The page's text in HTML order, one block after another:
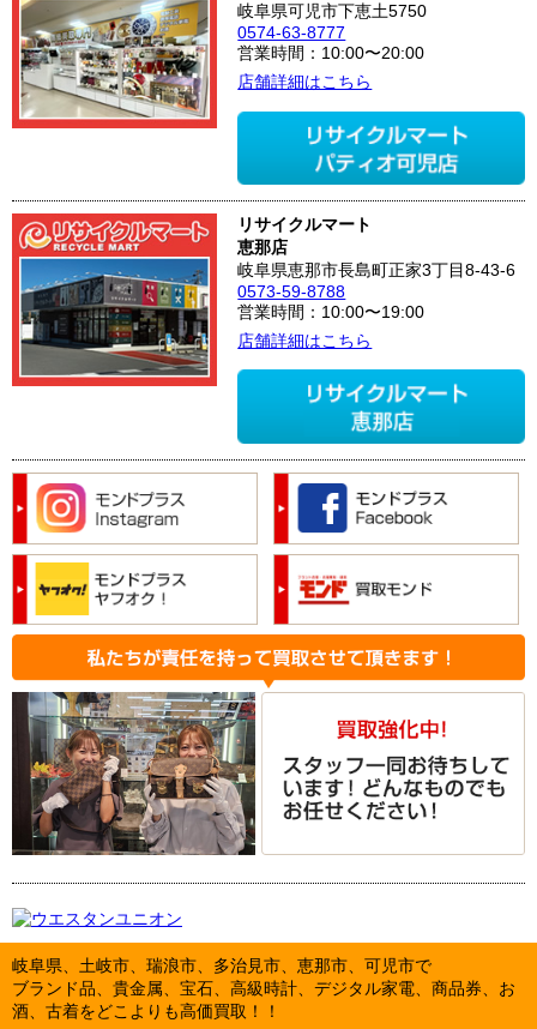
岐阜県可児市下恵土5750
0574-63-8777
営業時間：10:00〜20:00
店舗詳細はこちら
リサイクルマート
恵那店
岐阜県恵那市長島町正家3丁目8-43-6
0573-59-8788
営業時間：10:00〜19:00
店舗詳細はこちら
岐阜県、土岐市、瑞浪市、多治見市、恵那市、可児市で
ブランド品、貴金属、宝石、高級時計、デジタル家電、商品券、お
酒、古着をどこよりも高価買取！！